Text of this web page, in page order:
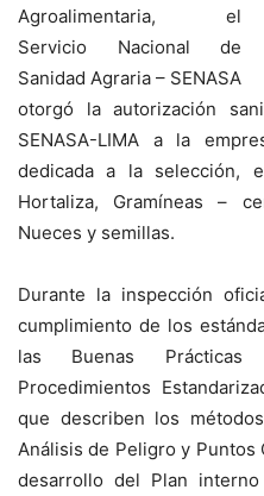
Agroalimentaria, el
Servicio Nacional de
Sanidad Agraria – SENASA
otorgó la autorización
SENASA-LIMA a la
dedicada a la selección,
Hortaliza, Gramíneas –
Nueces y semillas.
Durante la inspección
cumplimiento de los
las Buenas Prácticas
Procedimientos
que describen los
Análisis de Peligro y Puntos
desarrollo del Plan